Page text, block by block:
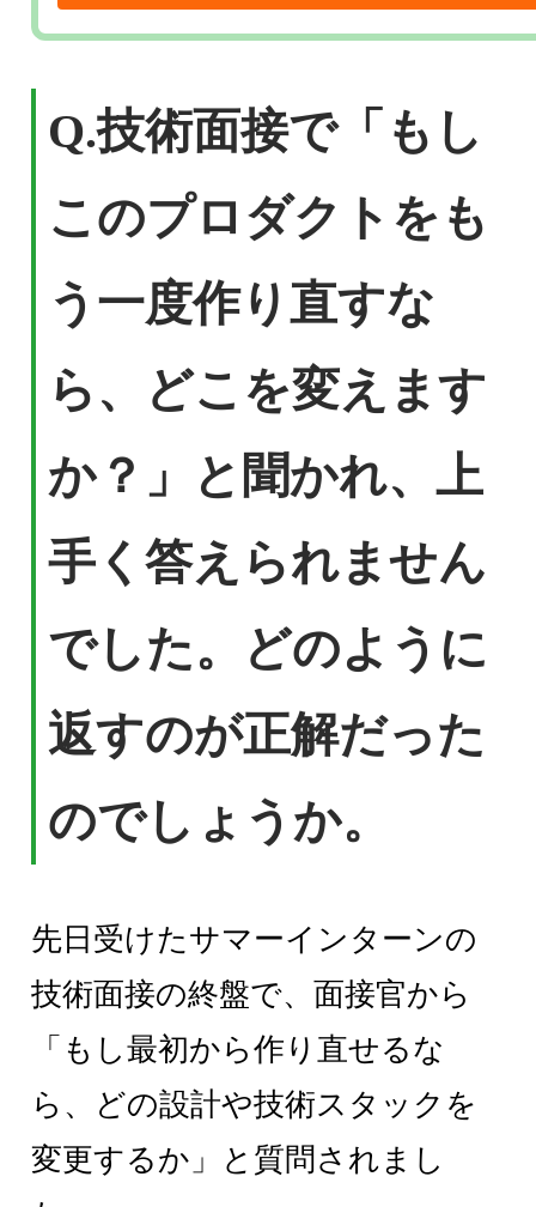
Q.技術面接で「もし
このプロダクトをも
う一度作り直すな
ら、どこを変えます
か？」と聞かれ、上
手く答えられません
でした。どのように
返すのが正解だった
のでしょうか。
先日受けたサマーインターンの
技術面接の終盤で、面接官から
「もし最初から作り直せるな
ら、どの設計や技術スタックを
変更するか」と質問されまし